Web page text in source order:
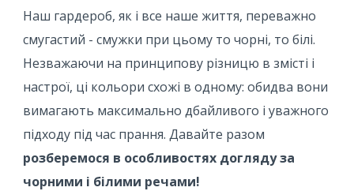
Наш гардероб, як і все наше життя, переважно
смугастий - смужки при цьому то чорні, то білі.
Незважаючи на принципову різницю в змісті і
настрої, ці кольори схожі в одному: обидва вони
вимагають максимально дбайливого і уважного
підходу під час прання. Давайте разом
розберемося в особливостях догляду за
чорними і білими речами!